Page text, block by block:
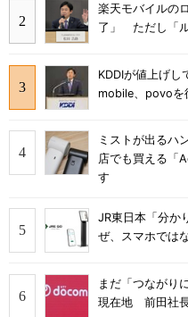
楽天モバイルの
了」 ただし「
KDDIが値上げ
mobile、povoを
ミストが出るハ
店でも買える「
す
JR東日本「分か
ぜ、スマホでは
まだ「つながり
現在地 前田社